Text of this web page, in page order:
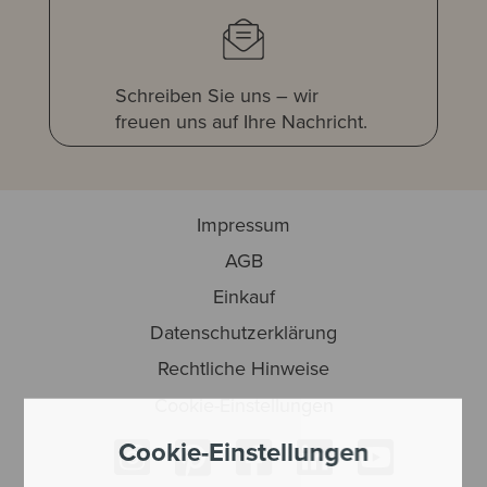
Cookie-Einstellungen
Schreiben Sie uns – wir
freuen uns auf Ihre Nachricht.
Impressum
AGB
Einkauf
Datenschutzerklärung
Rechtliche Hinweise
Cookie-Einstellungen